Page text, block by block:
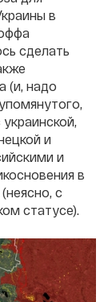
в
сделать
(и, надо
и
и
в
с
статусе).